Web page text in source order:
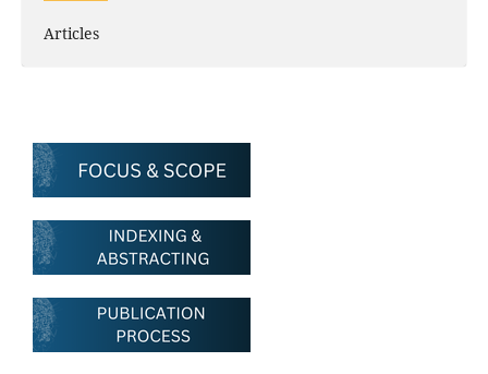
Articles